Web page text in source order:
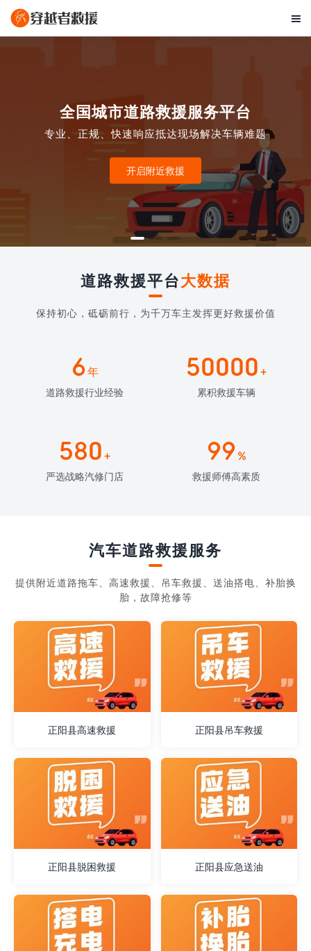

全国城市道路救援服务平台
专业、正规、快速响应抵达现场解决车辆难题
开启附近救援
道路救援平台大数据
保持初心，砥砺前行，为千万车主发挥更好救援价值
6年
道路救援行业经验
50000 +
累积救援车辆
580 +
严选战略汽修门店
99 %
救援师傅高素质
汽车道路救援服务
提供附近道路拖车、高速救援、吊车救援、送油搭电、补胎换
胎，故障抢修等
正阳县高速救援 正阳县吊车救援
正阳县脱困救援 正阳县应急送油